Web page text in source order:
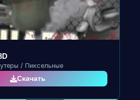
/ Пиксельные
Скачать